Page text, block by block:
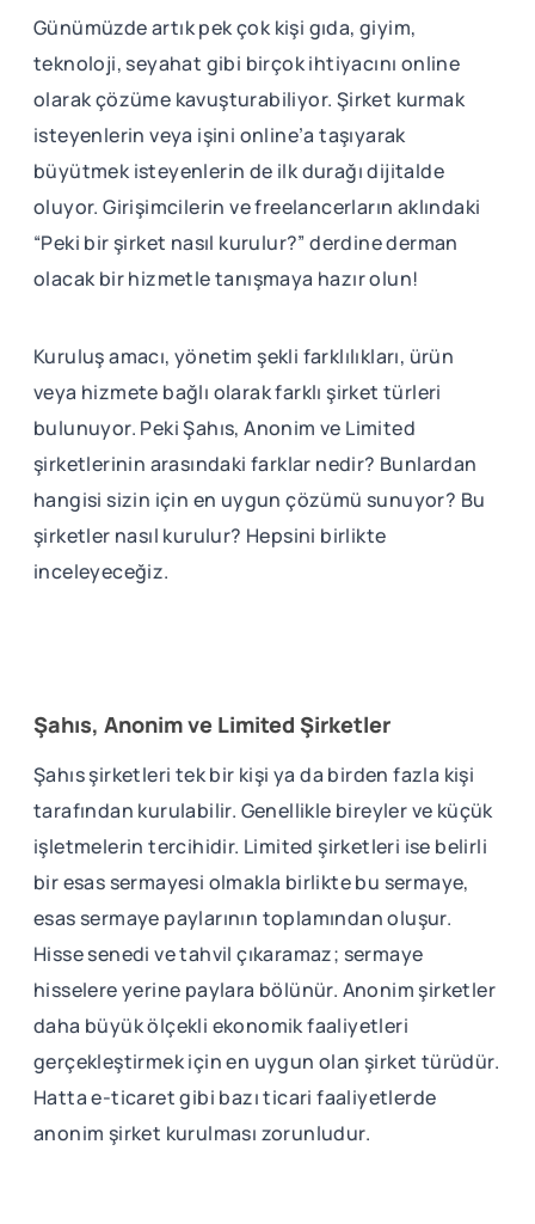
Günümüzde artık pek çok kişi gıda, giyim,
teknoloji, seyahat gibi birçok ihtiyacını online
olarak çözüme kavuşturabiliyor. Şirket kurmak
isteyenlerin veya işini online’a taşıyarak
büyütmek isteyenlerin de ilk durağı dijitalde
oluyor. Girişimcilerin ve freelancerların aklındaki
“Peki bir şirket nasıl kurulur?” derdine derman
olacak bir hizmetle tanışmaya hazır olun!
Kuruluş amacı, yönetim şekli farklılıkları, ürün
veya hizmete bağlı olarak farklı şirket türleri
bulunuyor. Peki Şahıs, Anonim ve Limited
şirketlerinin arasındaki farklar nedir? Bunlardan
hangisi sizin için en uygun çözümü sunuyor? Bu
şirketler nasıl kurulur? Hepsini birlikte
inceleyeceğiz.
Şahıs, Anonim ve Limited Şirketler
Şahıs şirketleri tek bir kişi ya da birden fazla kişi
tarafından kurulabilir. Genellikle bireyler ve küçük
işletmelerin tercihidir. Limited şirketleri ise belirli
bir esas sermayesi olmakla birlikte bu sermaye,
esas sermaye paylarının toplamından oluşur.
Hisse senedi ve tahvil çıkaramaz; sermaye
hisselere yerine paylara bölünür. Anonim şirketler
daha büyük ölçekli ekonomik faaliyetleri
gerçekleştirmek için en uygun olan şirket türüdür.
Hatta e-ticaret gibi bazı ticari faaliyetlerde
anonim şirket kurulması zorunludur.